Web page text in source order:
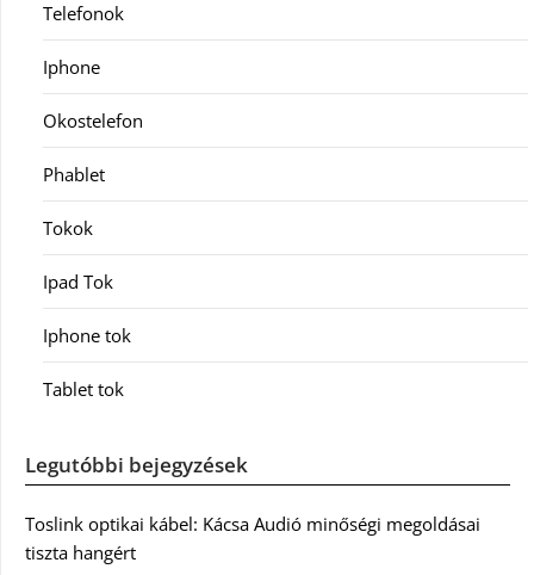
Telefonok
Iphone
Okostelefon
Phablet
Tokok
Ipad Tok
Iphone tok
Tablet tok
Legutóbbi bejegyzések
Toslink optikai kábel: Kácsa Audió minőségi megoldásai
tiszta hangért